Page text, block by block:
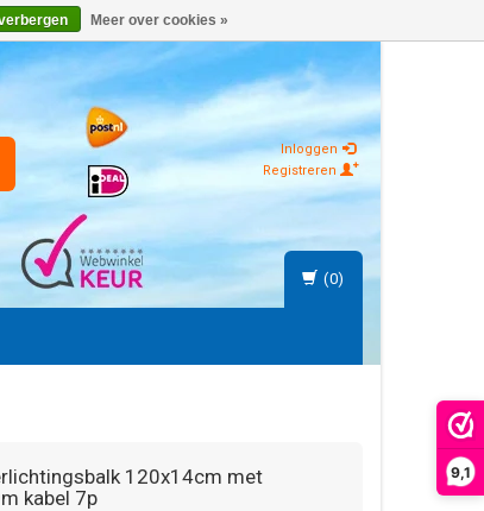
9,1
Inloggen
Registreren
(0)
120x14cm met
kabel 7p
Meer over cookies »